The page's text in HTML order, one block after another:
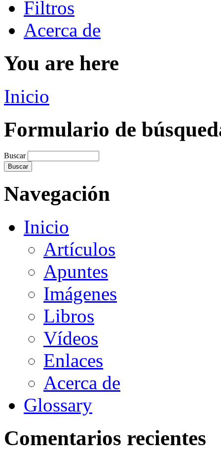
Filtros
Acerca de
You are here
Inicio
Formulario de
Buscar
Navegación
Inicio
Artículos
Apuntes
Imágenes
Libros
Vídeos
Enlaces
Acerca de
Glossary
Comentarios recientes